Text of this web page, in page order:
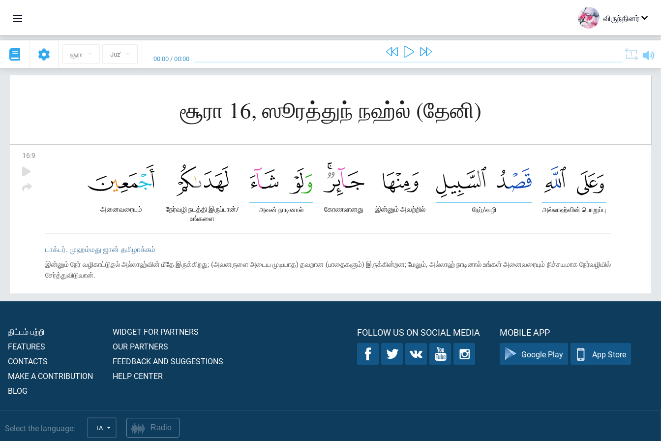
விருந்தினர்
சூரா Juz' 00:00 /00:00
சூரா 16, ஸூரத்துந் நஹ்ல் (தேனி)
16:9
அல்லாஹ்வின் பொறுப்பு
நேர்/வழி
இன்னும் அவற்றில்
கோணலானது
அவன் நாடினால்
நேர்வழி நடத்தி இருப்பான்/
உங்களை
அனைவரையும்
டாக்டர். முஹம்மது ஜான் தமிழாக்கம்
இன்னும் நேர் வழிகாட்டுதல் அல்லாஹ்வின் மீதே இருக்கிறது; (அவனருளை அடைய முடியாத) தவறான (பாதைகளும்) இருக்கின்றன; மேலும், அல்லாஹ் நாடினால் உங்கள் அனைவரையும் நிச்சயமாக நேர்வழியில்
சேர்த்துவிடுவான்.
திட்டம் பற்றி
FEATURES
CONTACTS
MAKE A CONTRIBUTION
BLOG
WIDGET FOR PARTNERS
OUR PARTNERS
FEEDBACK AND SUGGESTIONS
HELP CENTER
FOLLOW US ON SOCIAL MEDIA MOBILE APP
Google Play App Store
Select the language: TA Radio